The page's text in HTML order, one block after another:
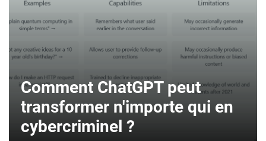
Comment ChatGPT peut
transformer n'importe qui en
cybercriminel ?